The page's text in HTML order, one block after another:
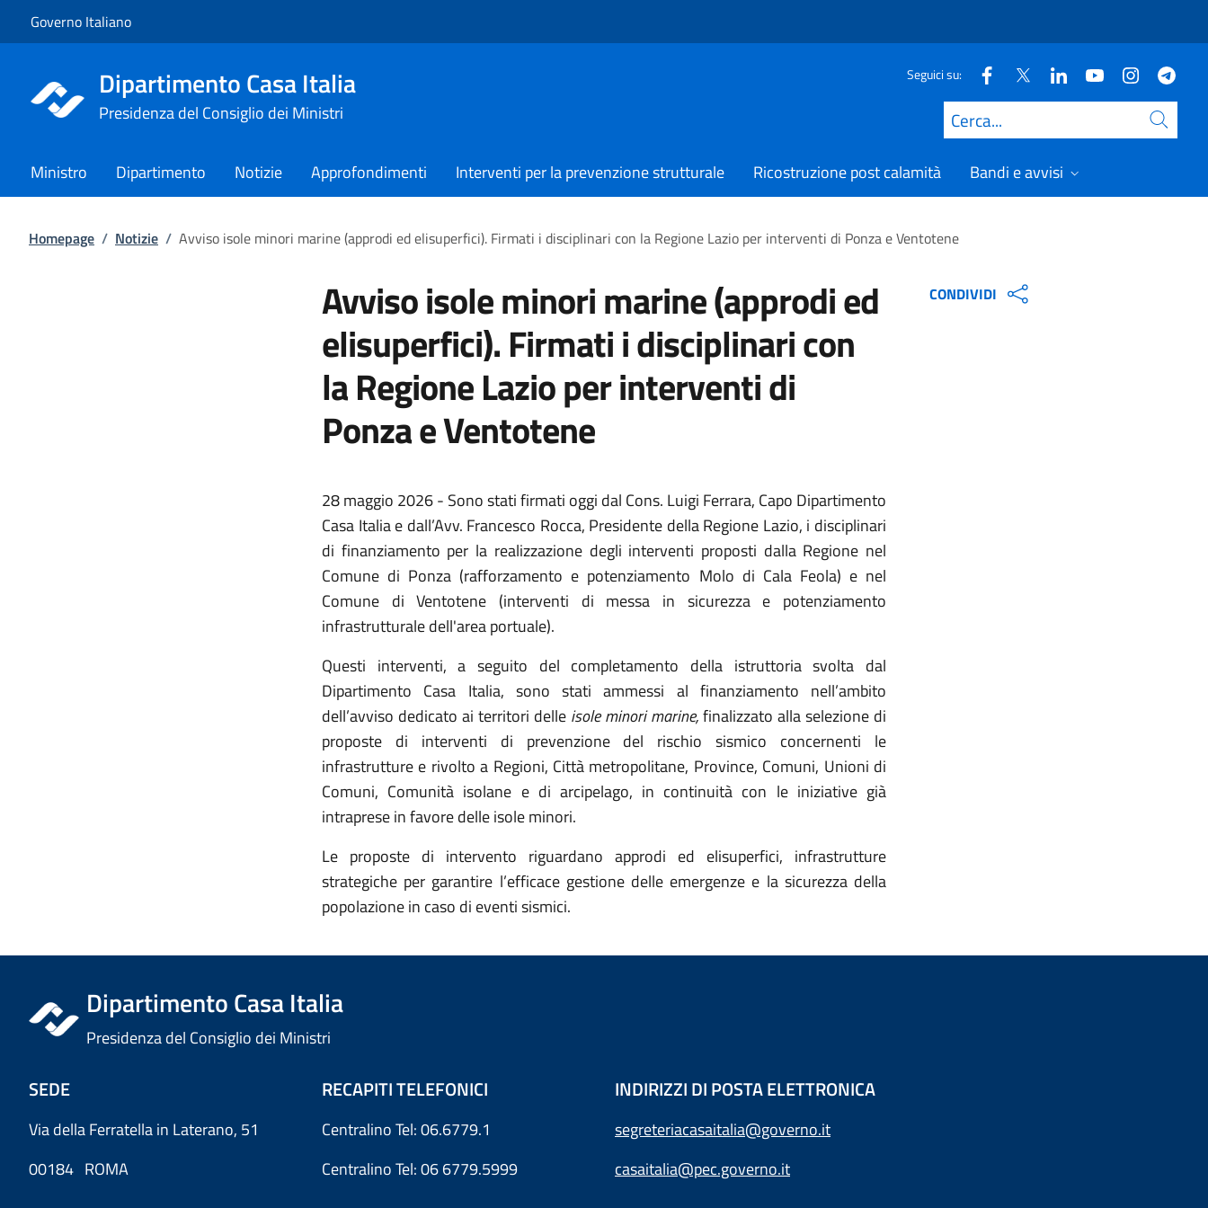
Governo Italiano
Dipartimento Casa Italia
Presidenza del Consiglio dei Ministri
Seguici su:
Cerca
Ministro Dipartimento Notizie Approfondimenti Interventi per la prevenzione strutturale Ricostruzione post calamità Bandi e avvisi
Homepage / Notizie / Avviso isole minori marine (approdi ed elisuperfici). Firmati i disciplinari con la Regione Lazio per interventi di Ponza e Ventotene
Avviso isole minori marine (approdi ed
elisuperfici). Firmati i disciplinari con
la Regione Lazio per interventi di
Ponza e Ventotene
28 maggio 2026 - Sono stati firmati oggi dal Cons. Luigi Ferrara, Capo Dipartimento
Casa Italia e dall’Avv. Francesco Rocca, Presidente della Regione Lazio, i disciplinari
di finanziamento per la realizzazione degli interventi proposti dalla Regione nel
Comune di Ponza (rafforzamento e potenziamento Molo di Cala Feola) e nel
Comune di Ventotene (interventi di messa in sicurezza e potenziamento
infrastrutturale dell'area portuale).
Questi interventi, a seguito del completamento della istruttoria svolta dal
Dipartimento Casa Italia, sono stati ammessi al finanziamento nell’ambito
dell’avviso dedicato ai territori delle isole minori marine,finalizzato alla selezione di
proposte di interventi di prevenzione del rischio sismico concernenti le
infrastrutture e rivolto a Regioni, Città metropolitane, Province, Comuni, Unioni di
Comuni, Comunità isolane e di arcipelago, in continuità con le iniziative già
intraprese in favore delle isole minori.
Le proposte di intervento riguardano approdi ed elisuperfici, infrastrutture
strategiche per garantire l’efficace gestione delle emergenze e la sicurezza della
popolazione in caso di eventi sismici.
CONDIVIDI
Dipartimento Casa Italia
Presidenza del Consiglio dei Ministri
SEDE
Via della Ferratella in Laterano, 51
00184 ROMA
RECAPITI TELEFONICI
Centralino Tel: 06.6779.1
Centralino Tel: 06 6779.5999
INDIRIZZI DI POSTA ELETTRONICA
segreteriacasaitalia@governo.it
casaitalia@pec.governo.it